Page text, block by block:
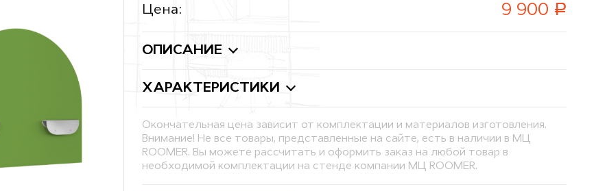
Цена: 9 900 руб.
ОПИСАНИЕ
ХАРАКТЕРИСТИКИ
Окончательная цена зависит от комплектации и материалов изготовления.
Внимание! Не все товары, представленные на сайте, есть в наличии в МЦ
ROOMER. Вы можете рассчитать и оформить заказ на любой товар в
необходимой комплектации на стенде компании МЦ ROOMER.